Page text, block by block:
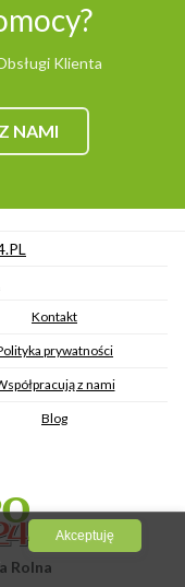
Klienta
NAMI
Kontakt
prywatności
z nami
Blog
Rolna
Akceptuję